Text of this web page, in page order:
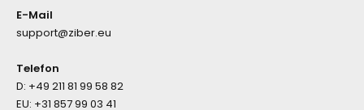
E-Mail
support@ziber.eu
Telefon
D: +49 211 81 99 58 82
EU: +31 857 99 03 41